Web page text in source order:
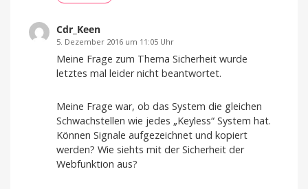
Cdr_Keen
5. Dezember 2016 um 11:05 Uhr
Meine Frage zum Thema Sicherheit wurde
letztes mal leider nicht beantwortet.
Meine Frage war, ob das System die gleichen
Schwachstellen wie jedes „Keyless“ System hat.
Können Signale aufgezeichnet und kopiert
werden? Wie siehts mit der Sicherheit der
Webfunktion aus?